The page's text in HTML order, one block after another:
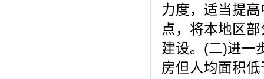
力度，适当提
点，将本地区
建设。(二)进一
房但人均面积